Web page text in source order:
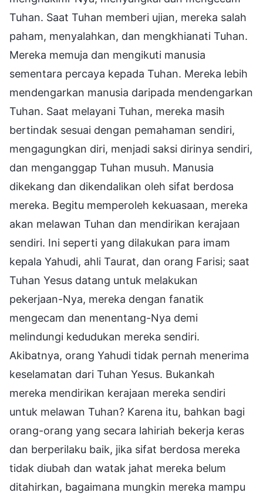
Tuhan. Saat Tuhan memberi ujian, mereka salah
paham, menyalahkan, dan mengkhianati Tuhan.
Mereka memuja dan mengikuti manusia
sementara percaya kepada Tuhan. Mereka lebih
mendengarkan manusia daripada mendengarkan
Tuhan. Saat melayani Tuhan, mereka masih
bertindak sesuai dengan pemahaman sendiri,
mengagungkan diri, menjadi saksi dirinya sendiri,
dan menganggap Tuhan musuh. Manusia
dikekang dan dikendalikan oleh sifat berdosa
mereka. Begitu memperoleh kekuasaan, mereka
akan melawan Tuhan dan mendirikan kerajaan
sendiri. Ini seperti yang dilakukan para imam
kepala Yahudi, ahli Taurat, dan orang Farisi; saat
Tuhan Yesus datang untuk melakukan
pekerjaan-Nya, mereka dengan fanatik
mengecam dan menentang-Nya demi
melindungi kedudukan mereka sendiri.
Akibatnya, orang Yahudi tidak pernah menerima
keselamatan dari Tuhan Yesus. Bukankah
mereka mendirikan kerajaan mereka sendiri
untuk melawan Tuhan? Karena itu, bahkan bagi
orang-orang yang secara lahiriah bekerja keras
dan berperilaku baik, jika sifat berdosa mereka
tidak diubah dan watak jahat mereka belum
ditahirkan, bagaimana mungkin mereka mampu